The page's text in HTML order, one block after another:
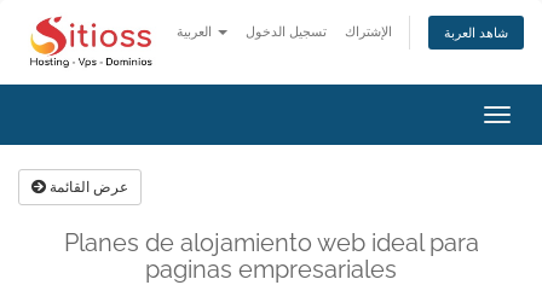
تسجيل الدخول الإشتراك شاهد العربة
تبديل
التنقل
عرض القائمة
Planes de alojamiento web ideal para
paginas empresariales